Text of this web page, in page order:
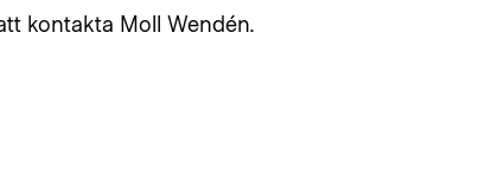
kontakta Moll Wendén.